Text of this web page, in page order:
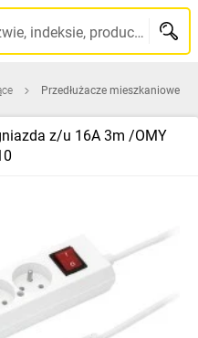
Szukaj po nazwie, indeksie, producencie, kodzie kreskowym...
Przedłużacze mieszkaniowe
z/u 16A 3m /OMY